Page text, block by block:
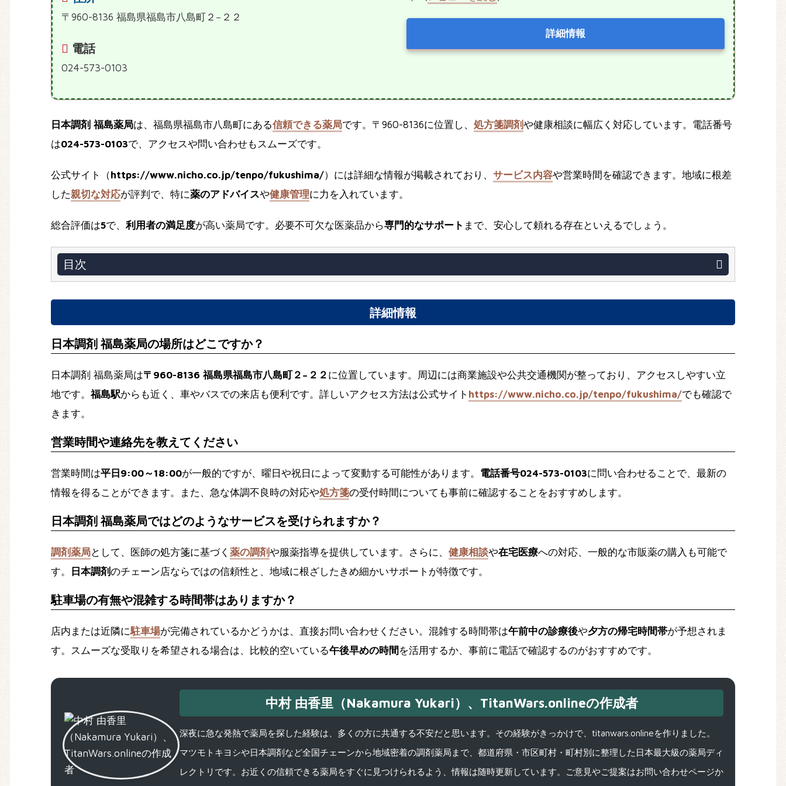
〒960-8136 福島県福島市八島町２−２２
電話
024-573-0103
詳細情報
日本調剤 福島薬局は、福島県福島市八島町にある信頼できる薬局です。〒960-8136に位置し、 処方箋調剤や健康相談に幅広く対応しています。電話番号
は024-573-0103で、アクセスや問い合わせもスムーズです。
公式サイト（https://www.nicho.co.jp/tenpo/fukushima/）には詳細な情報が掲載されており、 サービス内容や営業時間を確認できます。地域に根差
した親切な対応が評判で、特に薬のアドバイスや健康管理に力を入れています。
総合評価は5で、 利用者の満足度が高い薬局です。必要不可欠な医薬品から専門的なサポート まで、安心して頼れる存在といえるでしょう。
目次
詳細情報
日本調剤 福島薬局の場所はどこですか？
日本調剤 福島薬局は〒960-8136 福島県福島市八島町２−２２ に位置しています。周辺には商業施設や公共交通機関が整っており、アクセスしやすい立
地です。福島駅からも近く、車やバスでの来店も便利です。詳しいアクセス方法は公式サイト https://www.nicho.co.jp/tenpo/fukushima/でも確認で
きます。
営業時間や連絡先を教えてください
営業時間は平日9:00～18:00が一般的ですが、曜日や祝日によって変動する可能性があります。 電話番号024-573-0103に問い合わせることで、最新の
情報を得ることができます。また、急な体調不良時の対応や処方箋の受付時間についても事前に確認することをおすすめします。
日本調剤 福島薬局ではどのようなサービスを受けられますか？
調剤薬局として、医師の処方箋に基づく 薬の調剤や服薬指導を提供しています。さらに、 健康相談や在宅医療への対応、一般的な市販薬の購入も可能で
す。 日本調剤のチェーン店ならではの信頼性と、地域に根ざしたきめ細かいサポートが特徴です。
駐車場の有無や混雑する時間帯はありますか？
店内または近隣に駐車場が完備されているかどうかは、直接お問い合わせください。混雑する時間帯は午前中の診療後や夕方の帰宅時間帯が予想されま
す。スムーズな受取りを希望される場合は、比較的空いている午後早めの時間 を活用するか、事前に電話で確認するのがおすすめです。
中村 由香里（Nakamura Yukari）、TitanWars.onlineの作成者
深夜に急な発熱で薬局を探した経験は、多くの方に共通する不安だと思います。その経験がきっかけで、titanwars.onlineを作りました。
マツモトキヨシや日本調剤など全国チェーンから地域密着の調剤薬局まで、都道府県・市区町村・町村別に整理した日本最大級の薬局ディ
レクトリです。お近くの信頼できる薬局をすぐに見つけられるよう、情報は随時更新しています。ご意見やご提案はお問い合わせページか